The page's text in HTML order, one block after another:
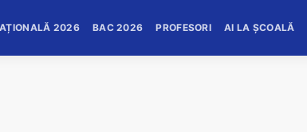
2026 BAC 2026 PROFESORI AI LA ȘCOALĂ